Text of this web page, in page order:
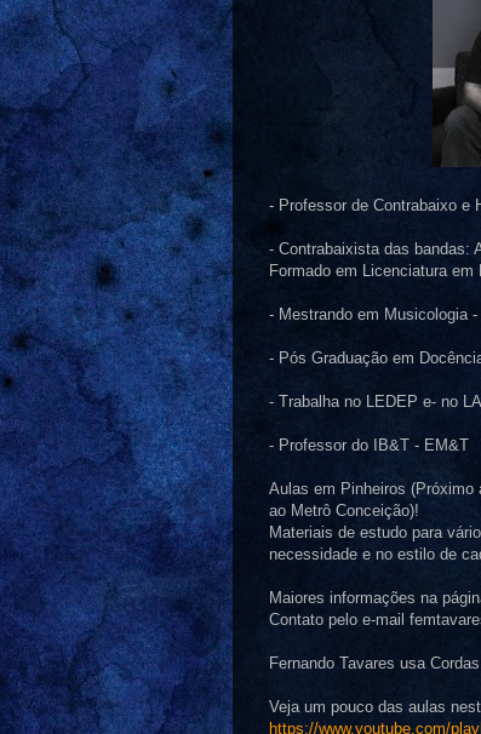
- Professor de Contrabaixo e
- Contrabaixista das bandas:
Formado em Licenciatura em
- Mestrando em Musicologia
- Pós Graduação em
- Trabalha no LEDEP e- no
- Professor do IB&T - EM&T
Aulas em Pinheiros
ao Metrô Conceição)!
Materiais de estudo para
necessidade e no estilo de
Maiores informações na
Contato pelo e-mail
Fernando Tavares usa
Veja um pouco das aulas
https://www.youtube.com/